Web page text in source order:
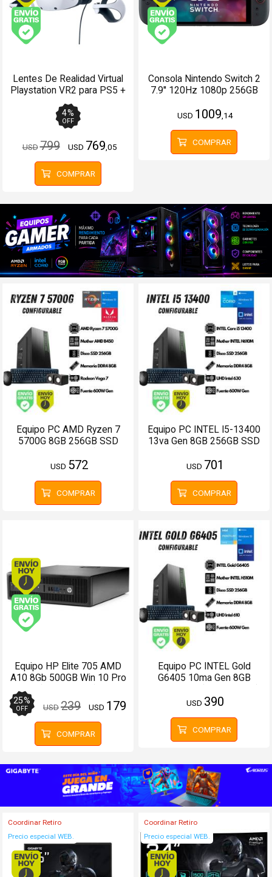
Envío gratis (Ver Envíos y Pagos)
Lentes De Realidad Virtual
Playstation VR2 para PS5 +
Accesorios
4%
OFF
USD799 USD 769 ,05
COMPRAR
Consola Nintendo Switch 2
7.9'' 120Hz 1080p 256GB
USD 1009 ,14
COMPRAR
Equipo PC AMD Ryzen 7
5700G 8GB 256GB SSD
USD 572
COMPRAR
Equipo PC INTEL I5-13400
13va Gen 8GB 256GB SSD
USD 701
COMPRAR
Envío gratis (Ver Envíos y Pagos)
Equipo HP Elite 705 AMD
A10 8Gb 500GB Win 10 Pro
25%
OFF USD239 USD 179
COMPRAR
Equipo PC INTEL Gold
G6405 10ma Gen 8GB
USD 390
COMPRAR
Coordinar Retiro
Precio especial WEB.
Envío hoy. Comprando antes de 13Hs.
Coordinar Retiro
Precio especial WEB.
Envío hoy.